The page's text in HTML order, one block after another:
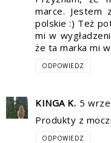
marce. Jestem
polskie :) Też
mi w
że ta marka mi
ODPOWIEDZ
KINGA K. 5
Produkty z
ODPOWIEDZ